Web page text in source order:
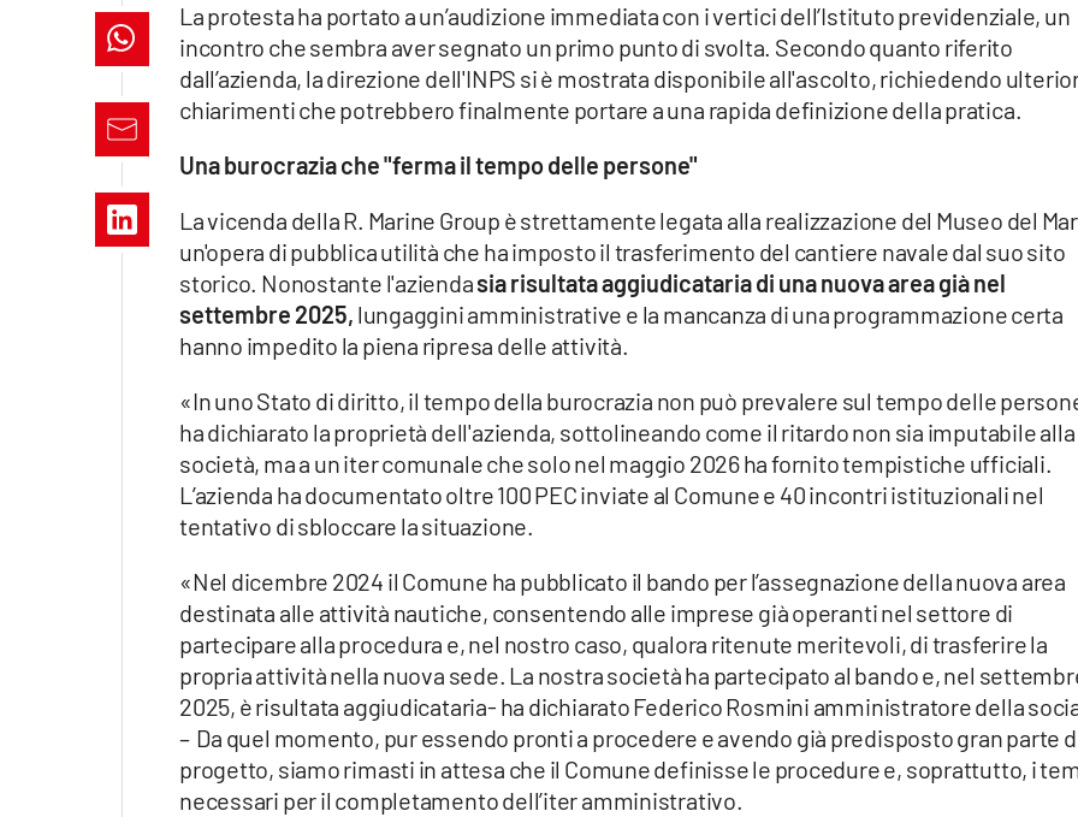
Vai
La protesta ha portato a un’audizione immediata con i vertici dell’Istituto previdenziale, un
incontro che sembra aver segnato un primo punto di svolta. Secondo quanto riferito
dall’azienda, la direzione dell'INPS si è mostrata disponibile all'ascolto, richiedendo
chiarimenti che potrebbero finalmente portare a una rapida definizione della pratica.
Una burocrazia che "ferma il tempo delle persone"
La vicenda della R. Marine Group è strettamente legata alla realizzazione del Museo del
un'opera di pubblica utilità che ha imposto il trasferimento del cantiere navale dal suo sito
storico. Nonostante l'aziendasia risultata aggiudicataria di una nuova area già nel
settembre 2025, lungaggini amministrative e la mancanza di una programmazione certa
hanno impedito la piena ripresa delle attività.
«In uno Stato di diritto, il tempo della burocrazia non può prevalere sul tempo delle
ha dichiarato la proprietà dell'azienda, sottolineando come il ritardo non sia imputabile alla
società, ma a un iter comunale che solo nel maggio 2026 ha fornito tempistiche ufficiali.
L’azienda ha documentato oltre 100 PEC inviate al Comune e 40 incontri istituzionali nel
tentativo di sbloccare la situazione.
«Nel dicembre 2024 il Comune ha pubblicato il bando per l’assegnazione della nuova area
destinata alle attività nautiche, consentendo alle imprese già operanti nel settore di
partecipare alla procedura e, nel nostro caso, qualora ritenute meritevoli, di trasferire la
propria attività nella nuova sede. La nostra società ha partecipato al bando e, nel
2025, è risultata aggiudicataria- ha dichiarato Federico Rosmini amministratore della
– Da quel momento, pur essendo pronti a procedere e avendo già predisposto gran parte
progetto, siamo rimasti in attesa che il Comune definisse le procedure e, soprattutto, i
necessari per il completamento dell’iter amministrativo.